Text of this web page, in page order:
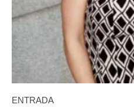
ENTRADA